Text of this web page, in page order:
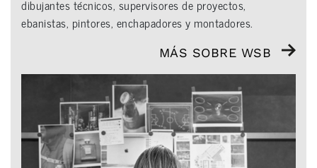
dibujantes técnicos, supervisores de proyectos,
ebanistas, pintores, enchapadores y montadores.
MÁS SOBRE WSB